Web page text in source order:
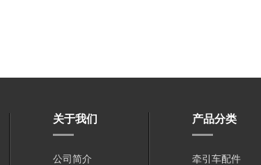
关于我们
公司简介
产品分类
牵引车配件